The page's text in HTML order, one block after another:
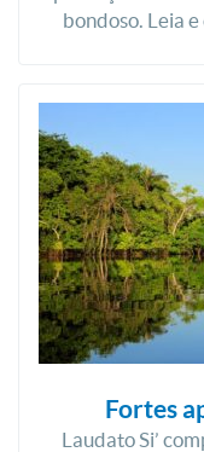
bondoso. Leia
Fortes
Laudato Si’